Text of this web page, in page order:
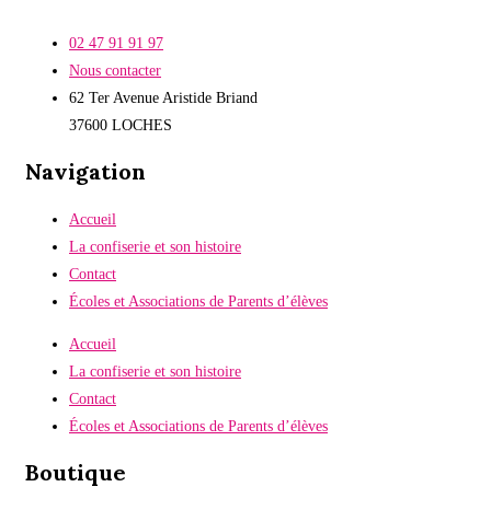
02 47 91 91 97
Nous contacter
62 Ter Avenue Aristide Briand
37600 LOCHES
Navigation
Accueil
La confiserie et son histoire
Contact
Écoles et Associations de Parents d’élèves
Accueil
La confiserie et son histoire
Contact
Écoles et Associations de Parents d’élèves
Boutique